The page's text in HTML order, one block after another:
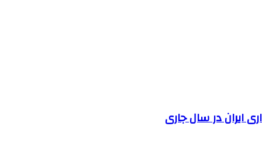
ایران در سال جاری